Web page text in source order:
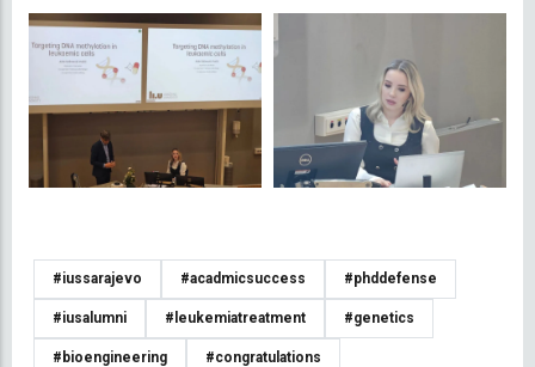
#iussarajevo #acadmicsuccess #phddefense
#iusalumni #leukemiatreatment #genetics
#bioengineering #congratulations